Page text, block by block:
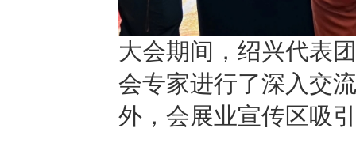
大会期间，绍兴代表
会专家进行了深入交
外，会展业宣传区吸